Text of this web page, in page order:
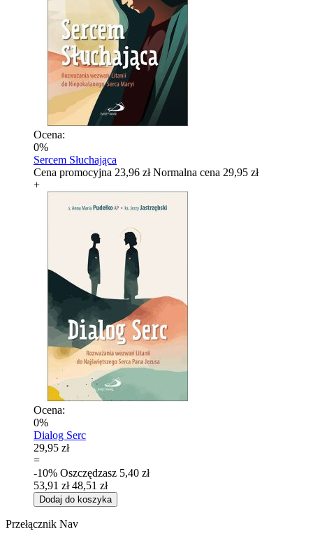
Ocena:
0%
Sercem Słuchająca
Cena promocyjna 23,96 zł Normalna cena 29,95 zł
+
Ocena:
0%
Dialog Serc
29,95 zł
=
-10% Oszczędzasz 5,40 zł
53,91 zł 48,51 zł
Dodaj do koszyka
Przełącznik Nav